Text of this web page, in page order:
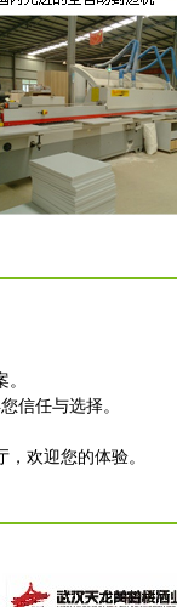
信任与选择。
欢迎您的体验。